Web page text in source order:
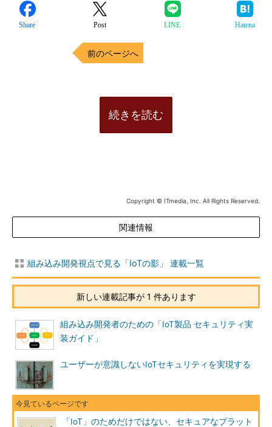
Share Post LINE Hatena
前のページへ
続きを読む
Copyright © ITmedia, Inc. All Rights Reserved.
関連情報
組み込み開発視点で見る「IoTの影」 連載一覧
新しい連載記事が 1 件あります
組み込み開発者のための「IoT製品 セキュリティ実
装ガイド」
ユーザーが意識しないIoTセキュリティを実現する
「IoT」のためだけではない、セキュアなプラット